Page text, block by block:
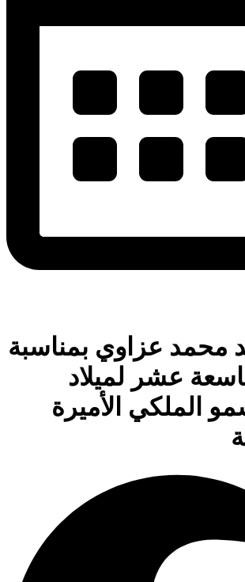
محمد عزاوي بمناسبة
عشر لميلاد
الملكي الأميرة